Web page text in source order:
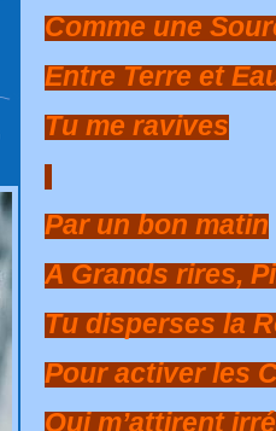
Comme une
Entre Terre et
Tu me ravives
Par un bon matin
A Grands rires,
Tu disperses la
Pour activer les
Qui m’attirent